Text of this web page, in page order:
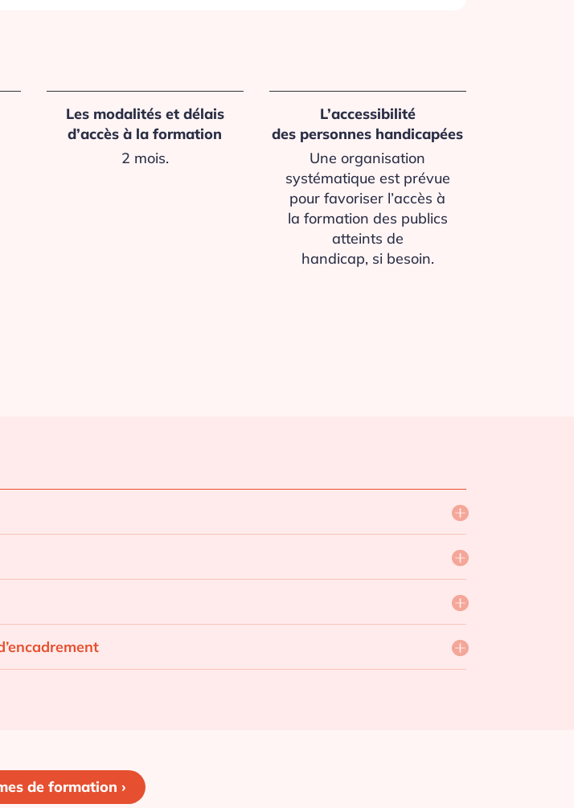
Les modalités et délais
d’accès à la formation
2 mois.
L’accessibilité
des personnes handicapées
Une organisation
systématique est prévue
pour favoriser l’accès à
la formation des publics
atteints de
handicap, si besoin.
de formation ›